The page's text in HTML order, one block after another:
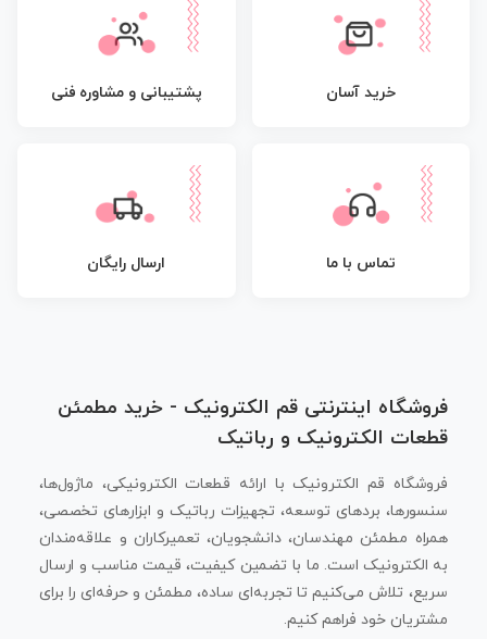
خرید آسان پشتیبانی و مشاوره فنی
تماس با ما ارسال رایگان
فروشگاه اینترنتی قم الکترونیک - خرید مطمئن
قطعات الکترونیک و رباتیک
فروشگاه قم الکترونیک با ارائه قطعات الکترونیکی، ماژول‌ها،
سنسورها، بردهای توسعه، تجهیزات رباتیک و ابزارهای تخصصی،
همراه مطمئن مهندسان، دانشجویان، تعمیرکاران و علاقه‌مندان
به الکترونیک است. ما با تضمین کیفیت، قیمت مناسب و ارسال
سریع، تلاش می‌کنیم تا تجربه‌ای ساده، مطمئن و حرفه‌ای را برای
مشتریان خود فراهم کنیم.